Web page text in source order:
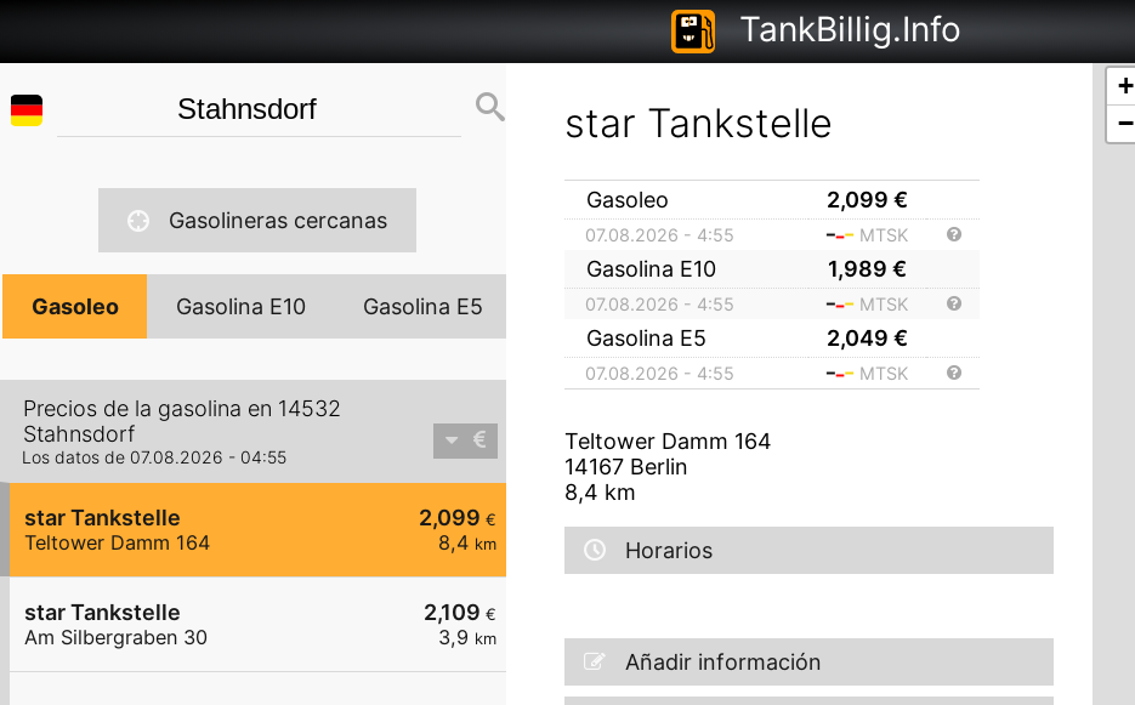
TankBillig.Info
Gasolineras cercanas
Gasoleo Gasolina E10 Gasolina E5
Precios de la gasolina en 14532
Stahnsdorf
Los datos de 07.08.2026 - 04:55
2,099 €
8,4 km
star Tankstelle
Teltower Damm 164
2,109 €
3,9 km
star Tankstelle
Am Silbergraben 30
star Tankstelle
Gasoleo 2,099 €
07.08.2026 - 4:55 MTSK
Gasolina E10 1,989 €
07.08.2026 - 4:55 MTSK
Gasolina E5 2,049 €
07.08.2026 - 4:55 MTSK
Teltower Damm 164
14167 Berlin
8,4 km
Horarios
Añadir información
+
−